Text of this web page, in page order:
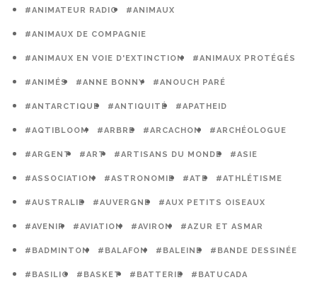
#ANIMATEUR RADIO #ANIMAUX
#ANIMAUX DE COMPAGNIE
#ANIMAUX EN VOIE D'EXTINCTION #ANIMAUX PROTÉGÉS
#ANIMÉS #ANNE BONNY #ANOUCH PARÉ
#ANTARCTIQUE #ANTIQUITÉ #APATHEID
#AQTIBLOOM #ARBRE #ARCACHON #ARCHÉOLOGUE
#ARGENT #ART #ARTISANS DU MONDE #ASIE
#ASSOCIATION #ASTRONOMIE #ATE #ATHLÉTISME
#AUSTRALIE #AUVERGNE #AUX PETITS OISEAUX
#AVENIR #AVIATION #AVIRON #AZUR ET ASMAR
#BADMINTON #BALAFON #BALEINE #BANDE DESSINÉE
#BASILIC #BASKET #BATTERIE #BATUCADA